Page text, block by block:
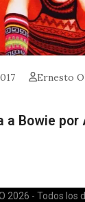
Ernesto
a Bowie por
2026 - Todos